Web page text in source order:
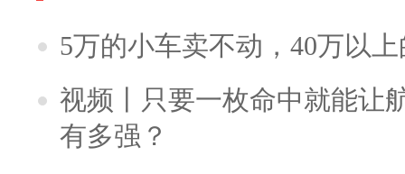
5万的小车卖不动，40万以
视频丨只要一枚命中就能让
有多强？